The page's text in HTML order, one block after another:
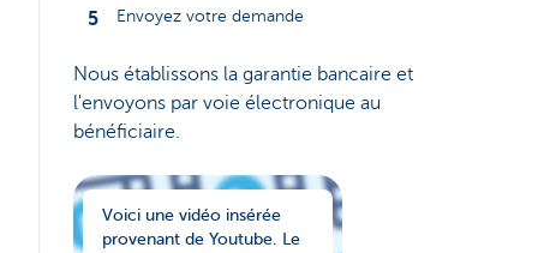
Envoyez votre demande
Nous établissons la garantie bancaire et
l'envoyons par voie électronique au
bénéficiaire.
Voici une vidéo insérée
provenant de Youtube. Le